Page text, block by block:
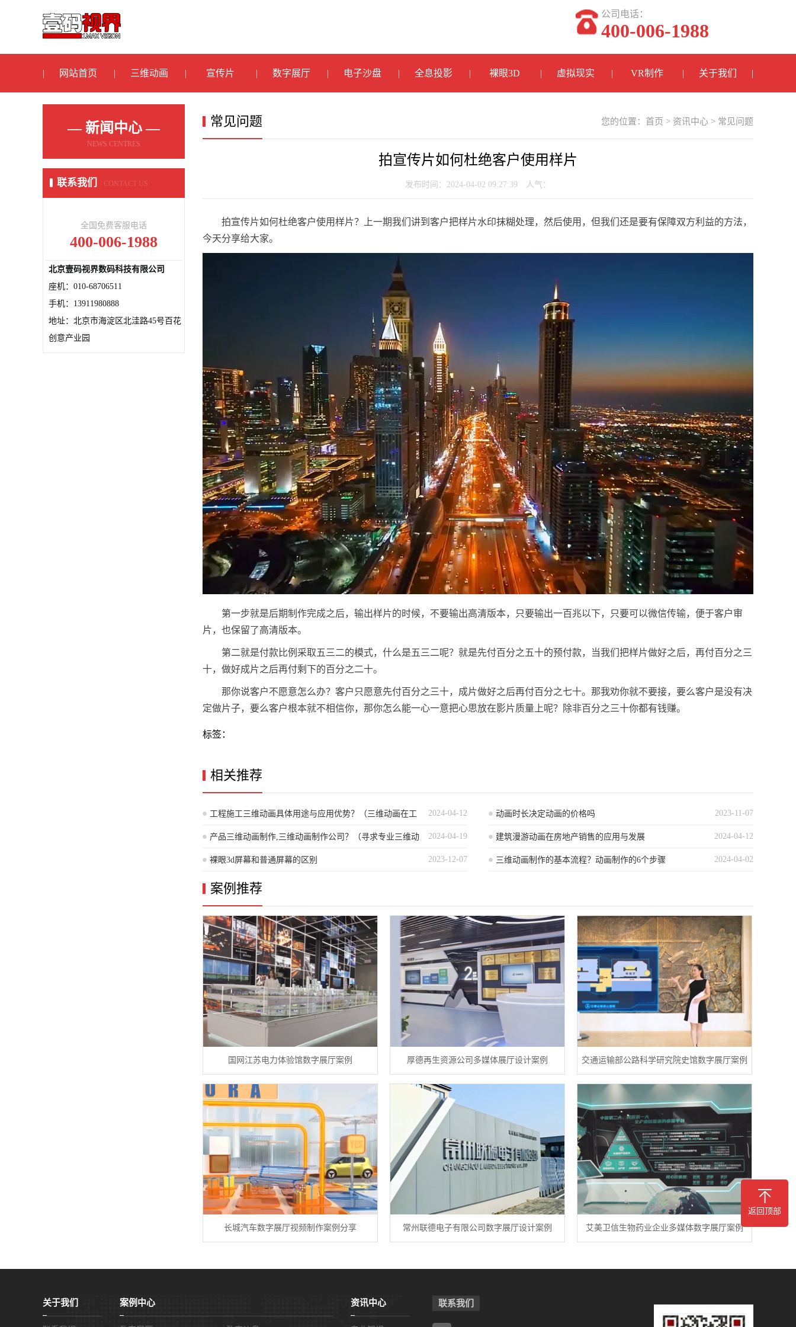
公司电话：
400-006-1988
网站首页 三维动画 宣传片 数字展厅 电子沙盘 全息投影 裸眼3D 虚拟现实 VR制作 关于我们
— 新闻中心 —
NEWS CENTRES
联系我们 / CONTACT US
全国免费客服电话
400-006-1988
北京壹码视界数码科技有限公司
座机：010-68706511
手机：13911980888
地址：北京市海淀区北洼路45号百花
创意产业园
您的位置： 首页 > 资讯中心 > 常见问题
常见问题
拍宣传片如何杜绝客户使用样片
发布时间：2024-04-02 09:27:39 人气：
拍宣传片如何杜绝客户使用样片？上一期我们讲到客户把样片水印抹糊处理，然后使用，但我们还是要有保障双方利益的方法，
今天分享给大家。
第一步就是后期制作完成之后，输出样片的时候，不要输出高清版本，只要输出一百兆以下，只要可以微信传输，便于客户审
片，也保留了高清版本。
第二就是付款比例采取五三二的模式，什么是五三二呢？就是先付百分之五十的预付款，当我们把样片做好之后，再付百分之三
十，做好成片之后再付剩下的百分之二十。
那你说客户不愿意怎么办？客户只愿意先付百分之三十，成片做好之后再付百分之七十。那我劝你就不要接，要么客户是没有决
定做片子，要么客户根本就不相信你，那你怎么能一心一意把心思放在影片质量上呢？除非百分之三十你都有钱赚。
标签：
相关推荐
2024-04-12
工程施工三维动画具体用途与应用优势？（三维动画在工
程施工中的实际应用及其优势解析）
2023-11-07
动画时长决定动画的价格吗
2024-04-19
产品三维动画制作,三维动画制作公司？（寻求专业三维动
画制作服务，哪家公司擅长此道？）
2024-04-12
建筑漫游动画在房地产销售的应用与发展
2023-12-07
裸眼3d屏幕和普通屏幕的区别 2024-04-02
三维动画制作的基本流程？动画制作的6个步骤
案例推荐
国网江苏电力体验馆数字展厅案例 厚德再生资源公司多媒体展厅设计案例 交通运输部公路科学研究院史馆数字展厅案例
长城汽车数字展厅视频制作案例分享 常州联德电子有限公司数字展厅设计案例 艾美卫信生物药业企业多媒体数字展厅案例
关于我们 案例中心 资讯中心 联系我们
返回顶部